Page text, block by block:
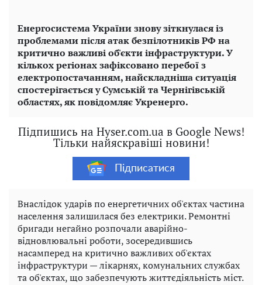
Енергосистема України знову зіткнулася із
проблемами після атак безпілотників РФ на
критично важливі об'єкти інфраструктури. У
кількох регіонах зафіксовано перебої з
електропостачанням, найскладніша ситуація
спостерігається у Сумській та Чернігівській
областях, як повідомляє Укренерго.
Підпишись на Hyser.com.ua в Google News!
Тільки найяскравіші новини!
Підписатися
Внаслідок ударів по енергетичних об'єктах частина
населення залишилася без електрики. Ремонтні
бригади негайно розпочали аварійно-
відновлювальні роботи, зосередившись
насамперед на критично важливих об'єктах
інфраструктури — лікарнях, комунальних службах
та об'єктах, що забезпечують життєдіяльність міст.